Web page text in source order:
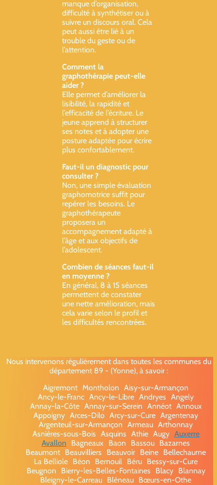
manque d’organisation,
difficulté à synthétiser ou à
suivre un discours oral. Cela
peut aussi être lié à un
trouble du geste ou de
l’attention.
Comment la
graphothérapie peut-elle
aider ?
Elle permet d’améliorer la
lisibilité, la rapidité et
l’efficacité de l’écriture. Le
jeune apprend à structurer
ses notes et à adopter une
posture adaptée pour écrire
plus confortablement.
Faut-il un diagnostic pour
consulter ?
Non, une simple évaluation
graphomotrice suffit pour
repérer les besoins. Le
graphothérapeute
proposera un
accompagnement adapté à
l’âge et aux objectifs de
l’adolescent.
Combien de séances faut-il
en moyenne ?
En général, 8 à 15 séances
permettent de constater
une nette amélioration, mais
cela varie selon le profil et
les difficultés rencontrées.
Nous intervenons régulièrement dans toutes les communes du
département 89 - (Yonne), à savoir :
Aigremont Montholon Aisy-sur-Armançon
Ancy-le-Franc Ancy-le-Libre Andryes Angely
Annay-la-Côte Annay-sur-Serein Annéot Annoux
Appoigny Arces-Dilo Arcy-sur-Cure Argentenay
Argenteuil-sur-Armançon Armeau Arthonnay
Asnières-sous-Bois Asquins Athie Augy Auxerre
Avallon
Bagneaux Baon Bassou Bazarnes
Beaumont Beauvilliers Beauvoir Beine Bellechaume
La Belliole Béon Bernouil Béru Bessy-sur-Cure
Beugnon
Bierry-les-Belles-Fontaines Blacy
Blannay
Bleigny-le-Carreau Bléneau Bœurs-en-Othe